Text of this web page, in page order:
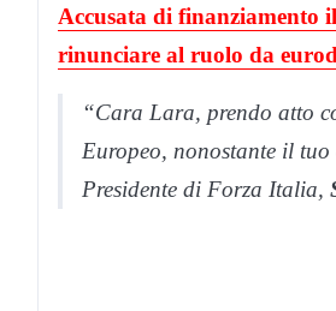
Accusata di finanziamento
rinunciare al ruolo da
“Cara Lara, prendo atto
Europeo, nonostante il
Presidente di Forza Italia,